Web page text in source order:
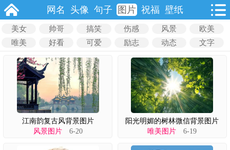
网名 头像 句子 图片 祝福 壁纸
美女 帅哥 搞笑 伤感 风景
欧美
唯美
好看 可爱 励志 动态 文字
江南韵复古风背景图片
风景图片6-20
阳光明媚的树林微信背景图片
唯美图片 6-19